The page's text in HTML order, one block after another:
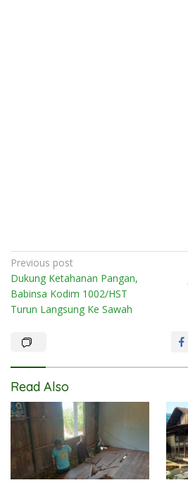
Post
navigation
Previous post
Dukung Ketahanan Pangan,
Babinsa Kodim 1002/HST
Turun Langsung Ke Sawah
Read Also